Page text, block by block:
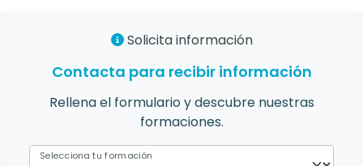
Solicita información
Contacta para recibir información
Rellena el formulario y descubre nuestras
formaciones.
Selecciona tu formación